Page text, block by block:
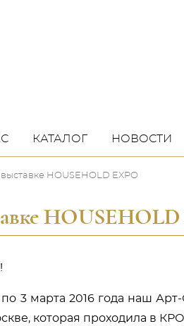
КАТАЛОГ НОВОСТИ
HOUSEHOLD EXPO
3 марта 2016 года наш
которая проходила в